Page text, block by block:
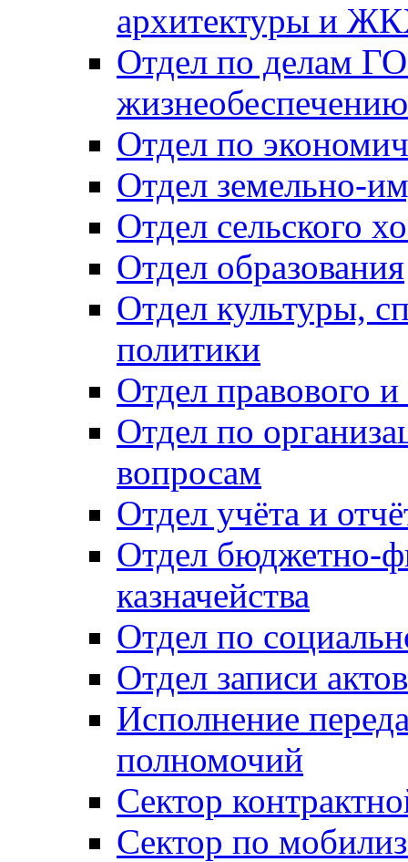
архитектуры и
Отдел по делам
Отдел по
Отдел земельно-
Отдел сельского
Отдел образования
Отдел культуры,
политики
Отдел правового
Отдел по
вопросам
Отдел учёта и
Отдел бюджетно-
казначейства
Отдел по
Отдел записи
Исполнение
полномочий
Сектор
Сектор по